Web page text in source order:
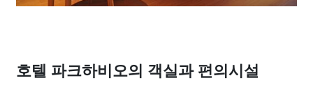
호텔 파크하비오의 객실과 편의시설